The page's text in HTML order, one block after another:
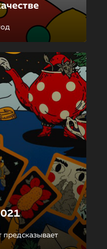
предсказывает